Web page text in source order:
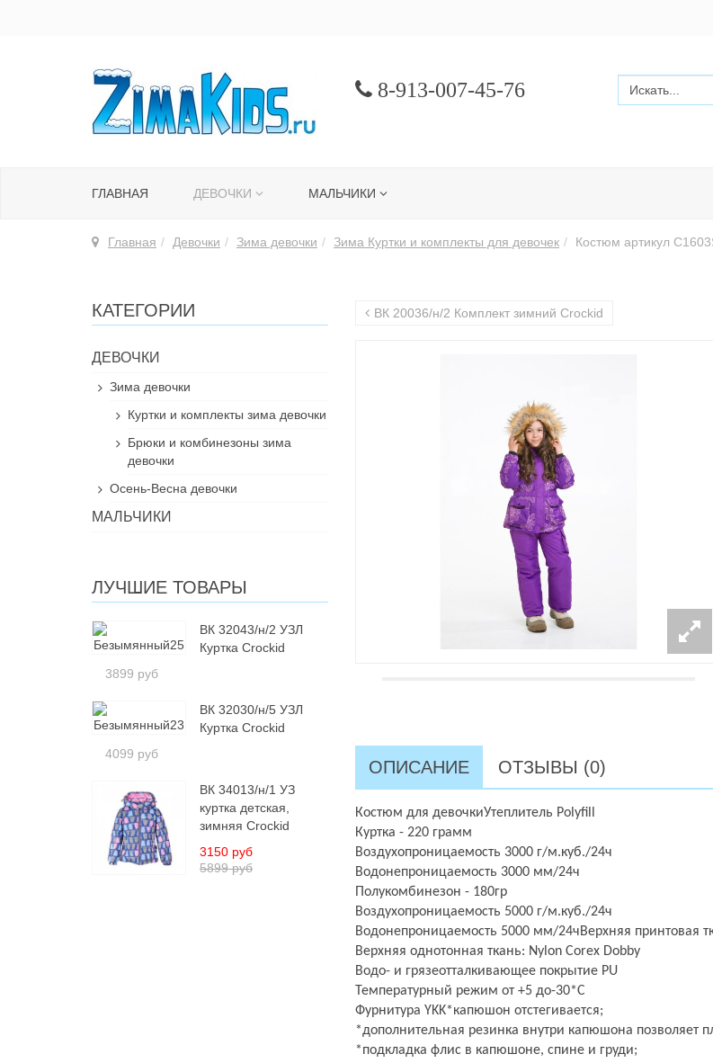
8-913-007-45-76
ГЛАВНАЯ ДЕВОЧКИ МАЛЬЧИКИ
Главная Девочки Зима девочки Зима Куртки и комплекты для девочек Костюм артикул
ВК 20036/н/2 Комплект зимний Crockid
ОПИСАНИЕ ОТЗЫВЫ (0)
Костюм для девочкиУтеплитель Polyfill
Куртка - 220 грамм
Воздухопроницаемость 3000 г/м.куб./24ч
Водонепроницаемость 3000 мм/24ч
Полукомбинезон - 180гр
Воздухопроницаемость 5000 г/м.куб./24ч
Водонепроницаемость 5000 мм/24чВерхняя принтовая
Верхняя однотонная ткань: Nylon Corex Dobby
Водо- и грязеотталкивающее покрытие PU
Температурный режим от +5 до-30*С
Фурнитура YKK*капюшон отстегивается;
*дополнительная резинка внутри капюшона позволяет
*подкладка флис в капюшоне, спине и груди;
КАТЕГОРИИ
ДЕВОЧКИ
Зима девочки
Куртки и комплекты зима девочки
Брюки и комбинезоны зима
девочки
Осень-Весна девочки
МАЛЬЧИКИ
ЛУЧШИЕ ТОВАРЫ
ВК 32043/н/2 УЗЛ
Куртка Crockid
3899 руб
ВК 32030/н/5 УЗЛ
Куртка Crockid
4099 руб
ВК 34013/н/1 УЗ
куртка детская,
зимняя Crockid
5899 руб
3150 руб